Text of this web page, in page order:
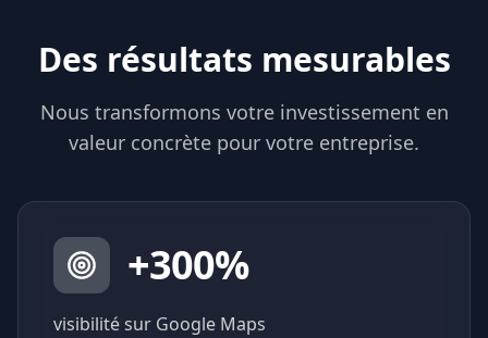
Des résultats mesurables
Nous transformons votre investissement en
valeur concrète pour votre entreprise.
+300%
visibilité sur Google Maps